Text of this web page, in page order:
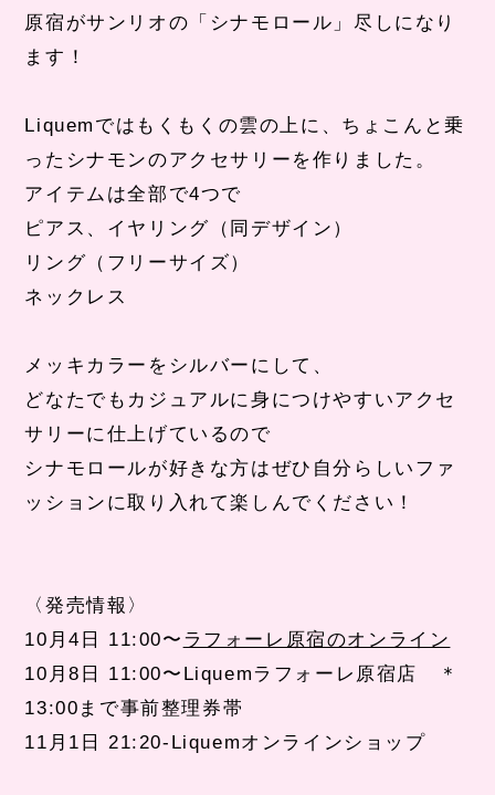
原宿がサンリオの「シナモロール」尽しになり
ます！
Liquem ではもくもくの雲の上に、ちょこんと乗
ったシナモンのアクセサリーを作りました。
アイテムは全部で4つで
ピアス、イヤリング（同デザイン）
リング（フリーサイズ）
ネックレス
メッキカラーをシルバーにして、
どなたでもカジュアルに身につけやすいアクセ
サリーに仕上げているので
シナモロールが好きな方はぜひ自分らしいファ
ッションに取り入れて楽しんでください！
〈発売情報〉
10 月4 日 11:00〜 ラフォーレ原宿のオンライン
10 月8 日 11:00〜 Liquemラフォーレ原宿店 ＊
13:00 まで事前整理券帯
11 月 1 日 21:20-Liquemオンラインショップ